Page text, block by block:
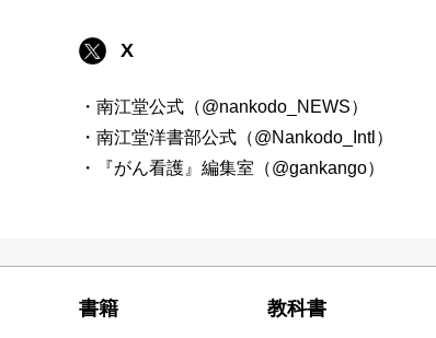
X
・南江堂公式（@nankodo_NEWS）
・南江堂洋書部公式（@Nankodo_Intl）
・『がん看護』編集室（@gankango）
書籍 教科書